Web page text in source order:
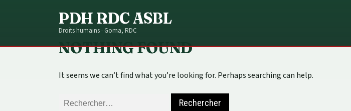
PDH RDC ASBL
Droits humains · Goma, RDC
Home Blog Public
NOTHING FOUND
It seems we can’t find what you’re looking for. Perhaps searching can help.
Rechercher :